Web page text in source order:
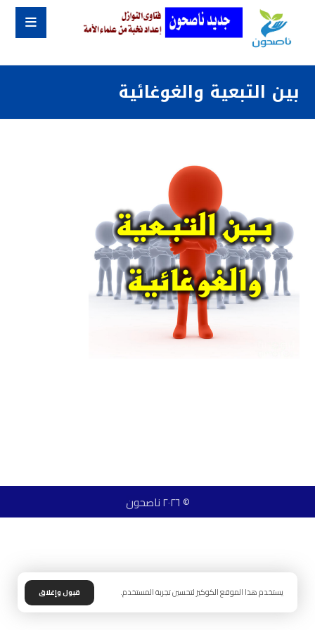
بين التبعية والغوغائية
© ٢٠٢٦ ناصحون
يستخدم هذا الموقع الكوكيز لتحسين تجربة المستخدم. قبول وإغلاق